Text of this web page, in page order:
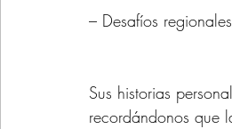
– Desafíos
Sus historias
recordándonos que